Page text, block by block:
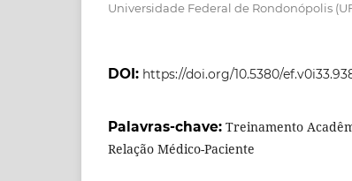
Universidade Federal de Rondonópolis
DOI: https://doi.org/10.5380/
Palavras-chave: Treinamento
Relação Médico-Paciente